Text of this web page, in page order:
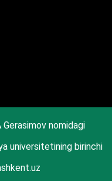
nomidagi
universitetining birinchi